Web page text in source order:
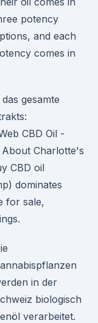
potency
and each
comes in
gesamte
CBD Oil -
About Charlotte's
CBD oil
dominates
for sale,
in der
biologisch
verarbeitet.